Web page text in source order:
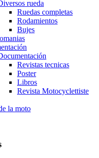
rueda
Ruedas completas
Rodamientos
Bujes
Revistas tecnicas
Poster
Libros
Revista Motocyclettiste
la moto